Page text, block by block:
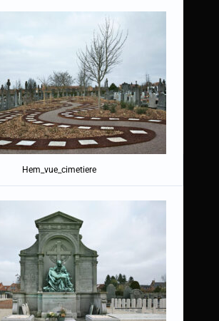
Hem_vue_cimetiere